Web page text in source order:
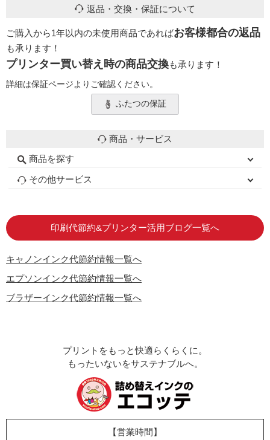
返品・交換・保証について
ご購入から1年以内の未使用商品であればお客様都合の返品
も承ります！
プリンター買い替え時の商品交換も承ります！
詳細は保証ページよりご確認ください。
ふたつの保証
商品・サービス
商品を探す
初心者用セット
キャノンインク
エプソンインク
ブラザーインク
詰め替えインク
互換インクボトル
互換インクカートリッジ
再生インクカートリッジ
トナーカートリッジ
その他サービス
印刷代節約&プリンター活用ブログ一覧へ
キャノンインク代節約情報一覧へ
エプソンインク代節約情報一覧へ
ブラザーインク代節約情報一覧へ
プリントをもっと快適らくらくに。
もったいないをサステナブルへ。
【営業時間】